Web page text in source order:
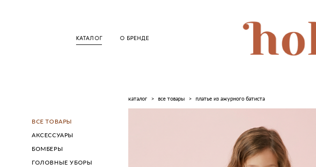
КАТАЛОГ О БРЕНДЕ
ВСЕ ТОВАРЫ
АКСЕССУАРЫ
БОМБЕРЫ
ГОЛОВНЫЕ УБОРЫ
каталог > все товары > платье из ажурного батиста